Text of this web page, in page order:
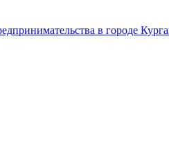
в городе